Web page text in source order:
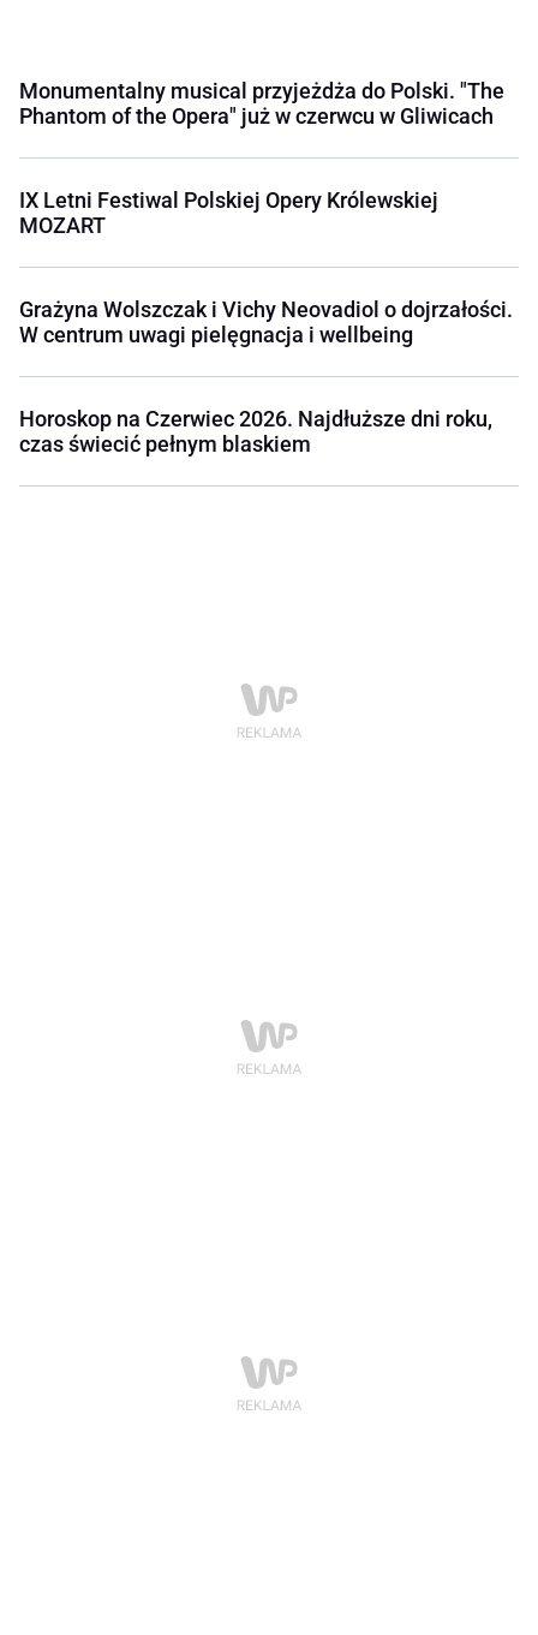
Monumentalny musical przyjeżdża do Polski. "The
Phantom of the Opera" już w czerwcu w Gliwicach
IX Letni Festiwal Polskiej Opery Królewskiej
MOZART
Grażyna Wolszczak i Vichy Neovadiol o dojrzałości.
W centrum uwagi pielęgnacja i wellbeing
Horoskop na Czerwiec 2026. Najdłuższe dni roku,
czas świecić pełnym blaskiem